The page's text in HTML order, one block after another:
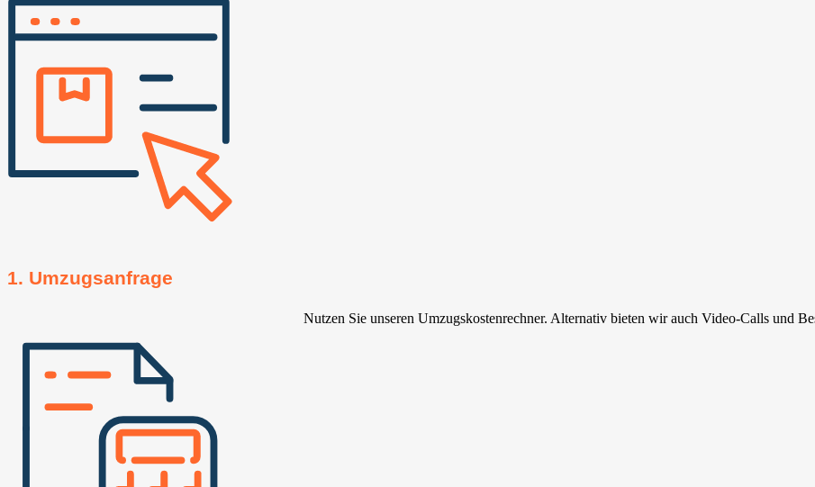
1. Umzugsanfrage
Nutzen Sie unseren Umzugskostenrechner. Alternativ bieten wir auch Video-Calls und